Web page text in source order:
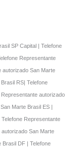
SP Capital | Telefone
Representante
autorizado San Marte
RS| Telefone
autorizado
Marte Brasil ES |
Representante
San Marte
Brasil DF | Telefone